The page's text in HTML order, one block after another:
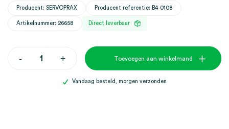
Producent: SERVOPRAX Producent referentie: B4 0108
Artikelnummer: 26658 Direct leverbaar
-Dekglaasjes,
+ Toevoegen aan winkelmand
Vandaag besteld, morgen verzonden